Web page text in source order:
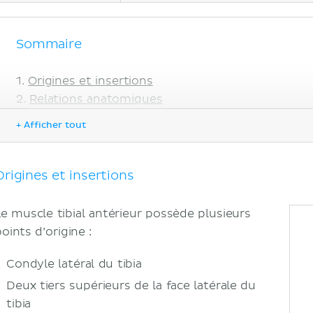
Sommaire
Origines et insertions
Relations anatomiques
Vascularisation
Syndrome de stress tibial antérieur
Sources
+ Afficher tout
et insertions
muscle tibial antérieur possède plusieurs
d’origine :
Condyle latéral du tibia
Deux tiers supérieurs de la face latérale du
tibia